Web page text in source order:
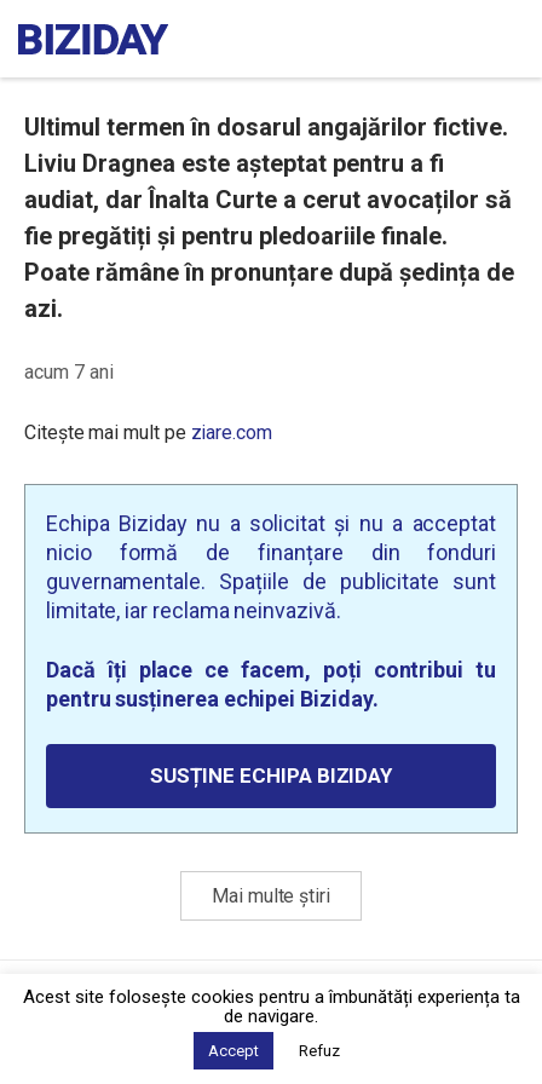
Ultimul termen în dosarul angajărilor fictive.
Liviu Dragnea este așteptat pentru a fi
audiat, dar Înalta Curte a cerut avocaților să
fie pregătiți și pentru pledoariile finale.
Poate rămâne în pronunțare după ședința de
azi.
acum 7 ani
Citește mai mult pe ziare.com
Echipa Biziday nu a solicitat și nu a acceptat
nicio formă de finanțare din fonduri
guvernamentale. Spațiile de publicitate sunt
limitate, iar reclama neinvazivă.
Dacă îți place ce facem, poți contribui tu
pentru susținerea echipei Biziday.
SUSȚINE ECHIPA BIZIDAY
Mai multe știri
Politica de confidențialitate·Contact
2026 © Biziday
Acest site foloseşte cookies pentru a îmbunătăți experiența ta
de navigare.
Accept Refuz